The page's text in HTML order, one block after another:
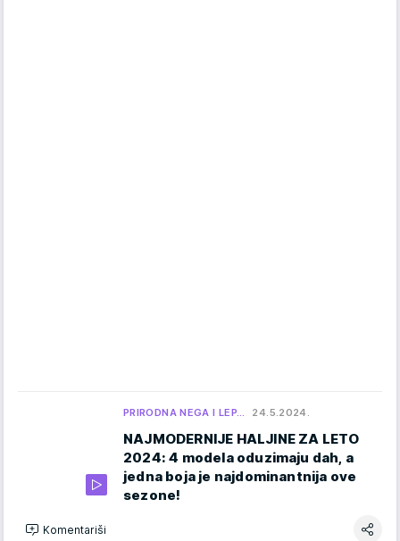
PRIRODNA NEGA I LEP… 24.5.2024.
NAJMODERNIJE HALJINE ZA LETO
2024: 4 modela oduzimaju dah, a
jedna boja je najdominantnija ove
sezone!
Komentariši